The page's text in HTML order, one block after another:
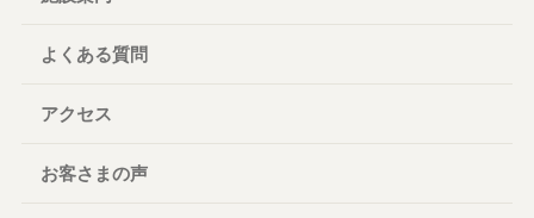
よくある質問
アクセス
お客さまの声